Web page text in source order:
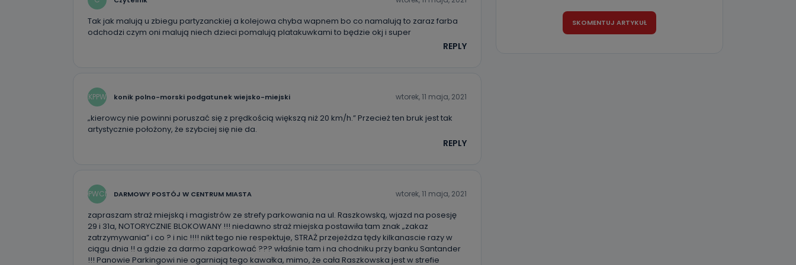
Tak jak malują u zbiegu partyzanckiej a kolejowa chyba wapnem bo co namalują to zaraz farba
odchodzi czym oni malują niech dzieci pomalują platakuwkami to będzie okj i super
REPLY
KPPW konik polno-morski podgatunek wiejsko-miejski wtorek, 11 maja, 2021
„kierowcy nie powinni poruszać się z prędkością większą niż 20 km/h.” Przecież ten bruk jest tak
artystycznie położony, że szybciej się nie da.
REPLY
DPWCM DARMOWY POSTÓJ W CENTRUM MIASTA wtorek, 11 maja, 2021
zapraszam straż miejską i magistrów ze strefy parkowania na ul. Raszkowską, wjazd na posesję
29 i 31a, NOTORYCZNIE BLOKOWANY !!! niedawno straż miejska postawiła tam znak „zakaz
zatrzymywania” i co ? i nic !!!! nikt tego nie respektuje, STRAŻ przejeżdza tędy kilkanascie razy w
ciągu dnia !! a gdzie za darmo zaparkować ??? właśnie tam i na chodniku przy banku Santander
!!! Panowie Parkingowi nie ogarniają tego kawałka, mimo, że cała Raszkowska jest w strefie